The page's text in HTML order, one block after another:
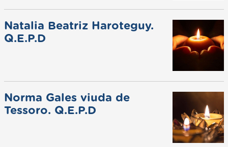
Natalia Beatriz Haroteguy.
Q.E.P.D
Norma Gales viuda de
Tessoro. Q.E.P.D